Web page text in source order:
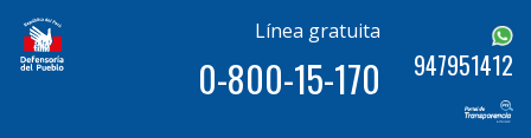
Línea gratuita
0-800-15-170 947951412